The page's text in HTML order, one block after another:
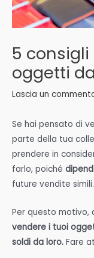
5
oggetti
Lascia un
Se hai pensato di
parte della tua
prendere in
farlo, poiché
future vendite simili.
Per questo motivo,
vendere i tuoi
soldi da loro. Fare